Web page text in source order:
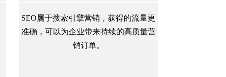
SEO属于搜索引擎营销，获得的流量更
准确，可以为企业带来持续的高质量营
销订单。